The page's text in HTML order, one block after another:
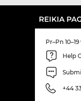
REIKIA
Pr–Pn 10–19
Help
+44